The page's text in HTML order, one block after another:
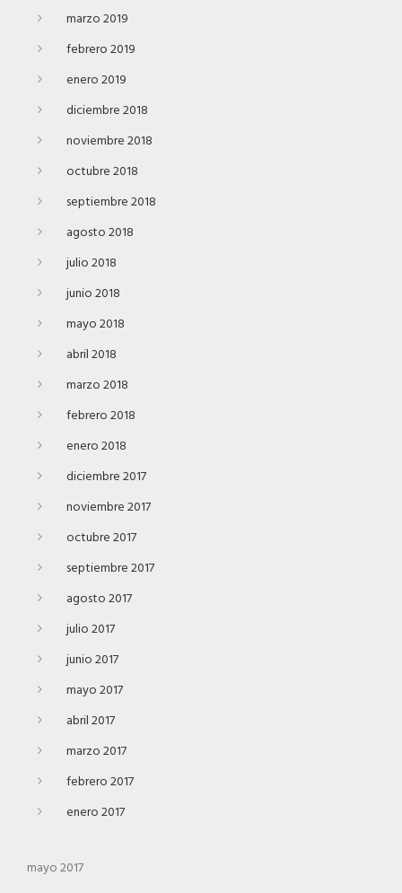
marzo 2019
febrero 2019
enero 2019
diciembre 2018
noviembre 2018
octubre 2018
septiembre 2018
agosto 2018
julio 2018
junio 2018
mayo 2018
abril 2018
marzo 2018
febrero 2018
enero 2018
diciembre 2017
noviembre 2017
octubre 2017
septiembre 2017
agosto 2017
julio 2017
junio 2017
mayo 2017
abril 2017
marzo 2017
febrero 2017
enero 2017
mayo 2017